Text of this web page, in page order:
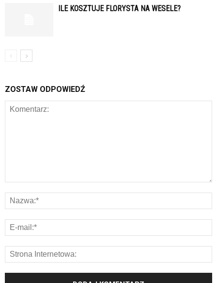
ILE KOSZTUJE FLORYSTA NA WESELE?
ZOSTAW ODPOWIEDŹ